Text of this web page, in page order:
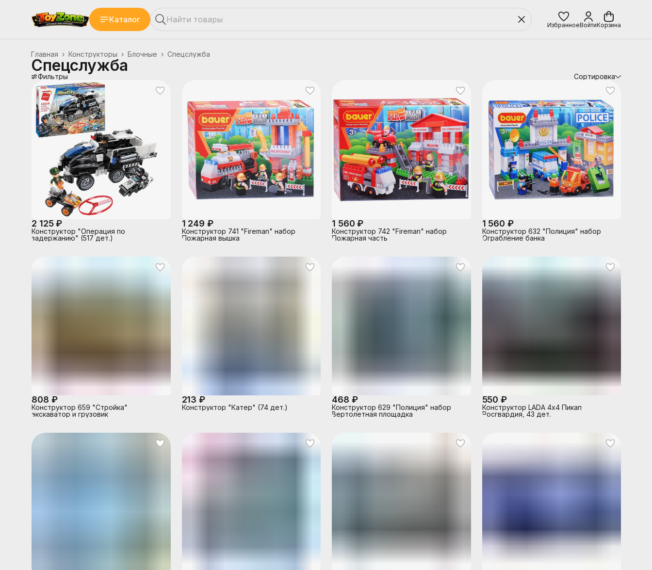
Каталог
ИзбранноеВойтиКорзина
Спецслужба
Блочные ›
Конструкторы ›
Главная ›
Спецслужба
Фильтры Сортировка
2 125 ₽
Конструктор "Операция по
задержанию" (517 дет.)
1 249 ₽
Конструктор 741 "Fireman" набор
Пожарная вышка
1 560 ₽
Конструктор 742 "Fireman" набор
Пожарная часть
1 560 ₽
Конструктор 632 "Полиция" набор
Ограбление банка
808 ₽
Конструктор 659 "Стройка"
экскаватор и грузовик
213 ₽
Конструктор "Катер" (74 дет.)
468 ₽
Конструктор 629 "Полиция" набор
Вертолетная площадка
550 ₽
Конструктор LADA 4х4 Пикап
Росгвардия, 43 дет.